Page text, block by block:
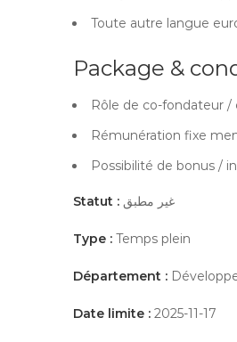
Toute autre langue
Package &
Rôle de co-fondateur
Rémunération fixe
Possibilité de bonus /
Statut : غير مطبق
Type : Temps plein
Département :
Date limite : 2025-11-17